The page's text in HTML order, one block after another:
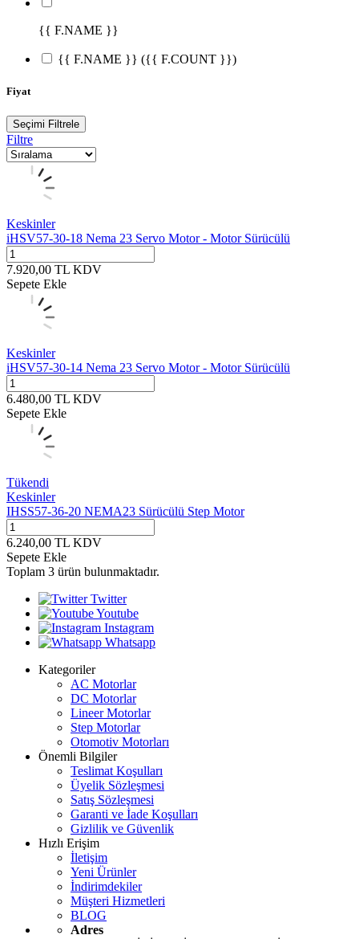
{{ F.NAME }}
{{ F.NAME }} ({{ F.COUNT }})
Fiyat
Seçimi Filtrele
Filtre
Keskinler
iHSV57-30-18 Nema 23 Servo Motor - Motor Sürücülü
7.920,00 TL KDV
Sepete Ekle
Keskinler
iHSV57-30-14 Nema 23 Servo Motor - Motor Sürücülü
6.480,00 TL KDV
Sepete Ekle
Tükendi
Keskinler
IHSS57-36-20 NEMA23 Sürücülü Step Motor
6.240,00 TL KDV
Sepete Ekle
Toplam 3 ürün bulunmaktadır.
Twitter
Youtube
Instagram
Whatsapp
Kategoriler
AC Motorlar
DC Motorlar
Lineer Motorlar
Step Motorlar
Otomotiv Motorları
Önemli Bilgiler
Teslimat Koşulları
Üyelik Sözleşmesi
Satış Sözleşmesi
Garanti ve İade Koşulları
Gizlilik ve Güvenlik
Hızlı Erişim
İletişim
Yeni Ürünler
İndirimdekiler
Müşteri Hizmetleri
BLOG
Adres